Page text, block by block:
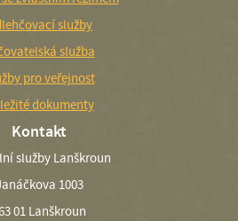
služby
služba
pro veřejnost
dokumenty
Kontakt
služby Lanškroun
1003
01 Lanškroun